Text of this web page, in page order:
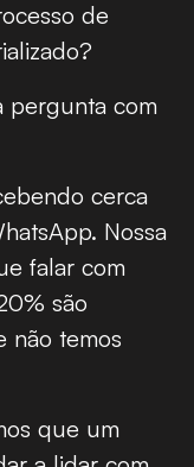
de
pergunta com
cerca
Nossa
falar com
são
não temos
que um